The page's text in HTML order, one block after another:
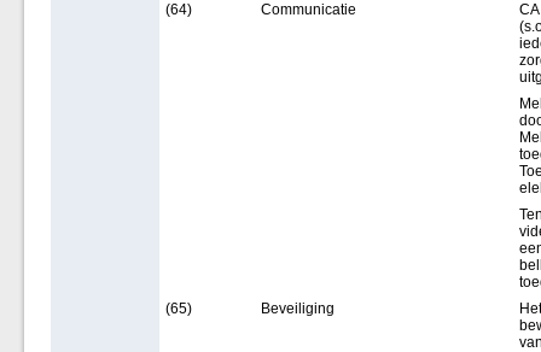
(64)
Communicatie
(65)
Beveiliging